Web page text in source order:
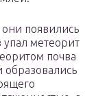
они появились
упал метеорит
почва